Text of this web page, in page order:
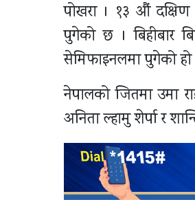
पोखरा । १३ औं
पुगेको छ । बिहीबार
सेमिफाइनलमा पुगेको हो
नेपालको जितमा उमा
अनिता ल्हामु शेर्पा र